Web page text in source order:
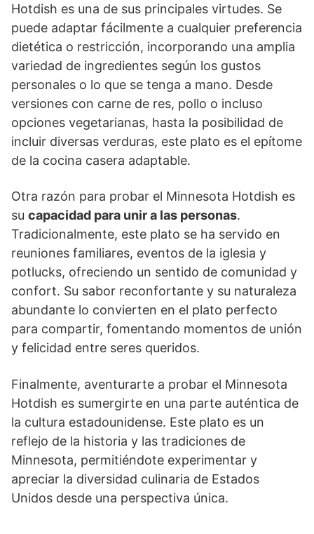
Hotdish es una de sus principales virtudes. Se
puede adaptar fácilmente a cualquier preferencia
dietética o restricción, incorporando una amplia
variedad de ingredientes según los gustos
personales o lo que se tenga a mano. Desde
versiones con carne de res, pollo o incluso
opciones vegetarianas, hasta la posibilidad de
incluir diversas verduras, este plato es el epítome
de la cocina casera adaptable.
Otra razón para probar el Minnesota Hotdish es
su capacidad para unir a las personas.
Tradicionalmente, este plato se ha servido en
reuniones familiares, eventos de la iglesia y
potlucks, ofreciendo un sentido de comunidad y
confort. Su sabor reconfortante y su naturaleza
abundante lo convierten en el plato perfecto
para compartir, fomentando momentos de unión
y felicidad entre seres queridos.
Finalmente, aventurarte a probar el Minnesota
Hotdish es sumergirte en una parte auténtica de
la cultura estadounidense. Este plato es un
reflejo de la historia y las tradiciones de
Minnesota, permitiéndote experimentar y
apreciar la diversidad culinaria de Estados
Unidos desde una perspectiva única.